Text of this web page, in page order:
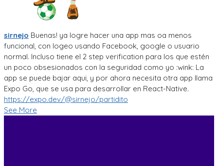
sirnejo Buenas! ya logre hacer una app mas oa menos
funcional, con logeo usando Facebook, google o usuario
normal. Incluso tiene el 2 step verification para los que estén
un poco obsesionados con la seguridad como yo :wink: La
app se puede bajar aqui, y por ahora necesita otra app llama
Expo Go, que se usa para desarrollar en React-Native.
https://expo.dev/@sirnejo/partidito
See More